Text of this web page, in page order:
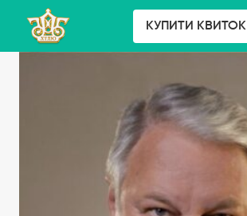
КУПИТИ КВИТОК